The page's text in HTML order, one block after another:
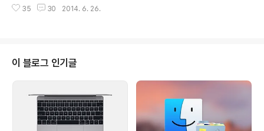
을 시작하면 백업 대상과 백업 데이터를 저장할 장비를 선
사례를 소개해 드렸었는데요, 이러한 방법이 실제로 작동
드를 2010 맥 프로에 장착해 연속성 기능을 사용하는 데
성공했다고 맥루머스 포럼을 통해 밝혔습니다. 그리고 그
방법과 절차도 아주 상세하게 소개했는데요, 먼저 개조에
사용된 부품은 중국 온라인 마켓에서 구매한 2013 아이맥
용 콤보카드라고 합니다. 그런데 모든 작업이 그렇게 순탄
하지는 않았다고 ..
35 30 2014. 6. 26.
이 블로그 인기글